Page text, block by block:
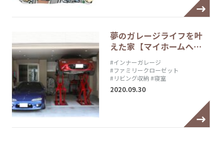
夢のガレージライフを叶
えた家【マイホームへ…
#インナーガレージ
#ファミリークローゼット
#リビング収納 #寝室
2020.09.30